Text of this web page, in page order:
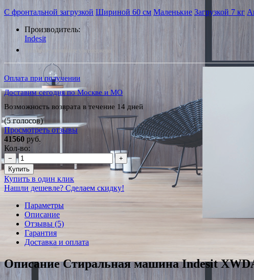
С фронтальной загрузкой Шириной 60 см Маленькие Загрузкой 7 кг
Производитель:
Indesit
*Наличие уточняйте у менеджера
Оплата при получении
Доставим сегодня по Москве и МО
Возможность возврата в течение 14 дней
(5 голосов)
Просмотреть отзывы
41560 руб.
Кол-во:
−
+
Купить
Купить в один клик
Нашли дешевле? Сделаем скидку!
Параметры
Описание
Отзывы (5)
Гарантия
Доставка и оплата
Описание Стиральная машина Indesit